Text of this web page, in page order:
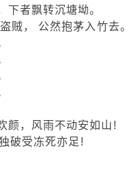
下者飘转沉塘坳。
贼， 公然抱茅入竹去。
颜，风雨不动安如山!
破受冻死亦足!